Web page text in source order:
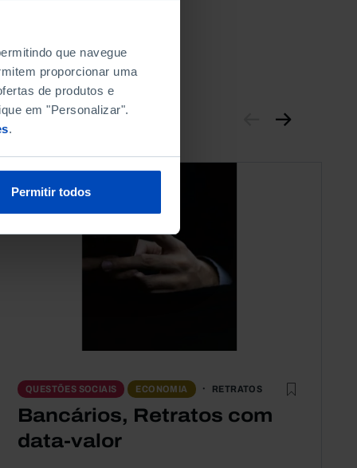
que navegue
proporcionar uma
de produtos e
em "Personalizar".
.
Permitir todos
QUESTÕES SOCIAIS ECONOMIA RETRATOS
Bancários, Retratos com
data-valor